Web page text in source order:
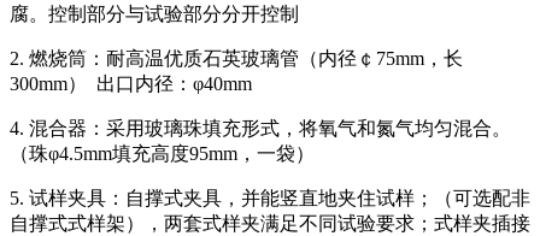
腐。控制部分与试验部分分开控制
2. 燃烧筒：耐高温优质石英玻璃管（内径￠75mm，长
300mm） 出口内径：φ40mm
4. 混合器：采用玻璃珠填充形式，将氧气和氮气均匀混合。
（珠φ4.5mm填充高度95mm，一袋）
5. 试样夹具：自撑式夹具，并能竖直地夹住试样；（可选配非
自撑式式样架），两套式样夹满足不同试验要求；式样夹插接